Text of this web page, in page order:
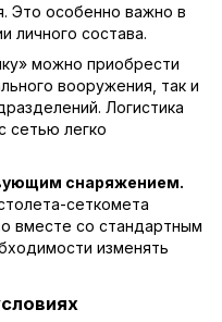
Это особенно важно в
личного состава.
можно приобрести
вооружения, так и
Логистика
сетью легко
снаряжением.
сеткомета
вместе со стандартным
изменять